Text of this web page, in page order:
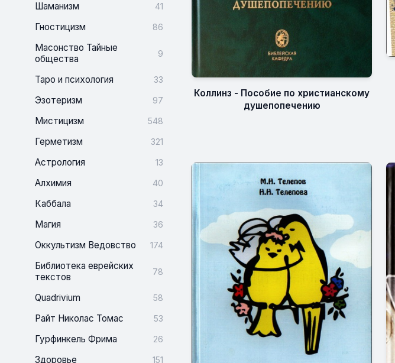
Шаманизм 41
Гностицизм 86
Масонство Тайные
общества
9
Таро и психология 33
Эзотеризм 97
Мистицизм 548
Герметизм 321
Астрология 13
Алхимия 40
Каббала 34
Магия 36
Оккультизм Ведовство 174
Библиотека еврейских
текстов
78
Quadrivium 58
Райт Николас Томас 53
Гурфинкель Фрима 26
Здоровье 151
Коллинз - Пособие по христианскому
душепопечению